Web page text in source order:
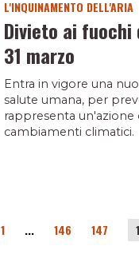
L'INQUINAMENTO DELL'ARIA
Divieto ai fuochi
31 marzo
Entra in vigore una
salute umana, per
rappresenta
cambiamenti climatici.
1 ... 146 147